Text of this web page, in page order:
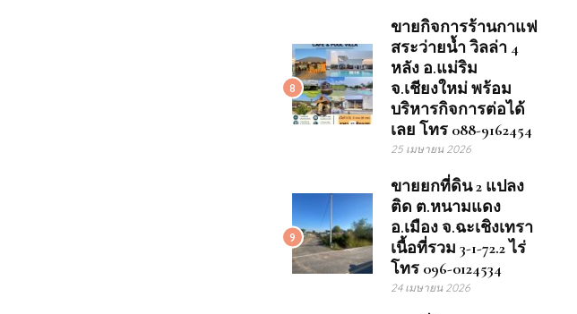
8
ขายกิจการร้านกาแฟ
สระว่ายน้ำ วิลล่า 4
หลัง อ.แม่ริม
จ.เชียงใหม่ พร้อม
บริหารกิจการต่อได้
เลย โทร 088-9162454
25 เมษายน 2026
9
ขายยกที่ดิน 2 แปลง
ติด ต.หนามแดง
อ.เมือง จ.ฉะเชิงเทรา
เนื้อที่รวม 3-1-72.2 ไร่
โทร 096-0124534
24 เมษายน 2026